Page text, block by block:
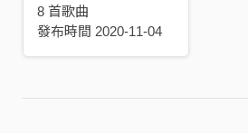
8 首歌曲
發布時間 2020-11-04